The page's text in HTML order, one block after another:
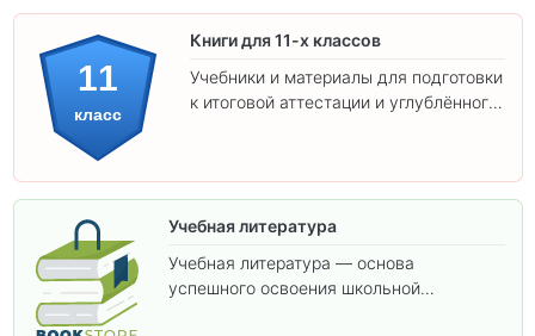
11
класс
Книги для 11-х классов
Учебники и материалы для подготовки
к итоговой аттестации и углублённого
Учебная литература
Учебная литература — основа
успешного освоения школьной